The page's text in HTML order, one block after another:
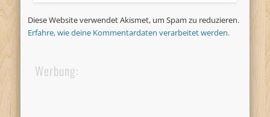
Diese Website verwendet Akismet, um Spam zu reduzieren.
Erfahre, wie deine Kommentardaten verarbeitet werden.
Werbung: